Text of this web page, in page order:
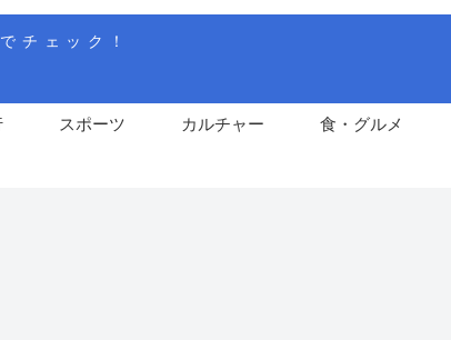
チェック！
スポーツ カルチャー 食・グルメ